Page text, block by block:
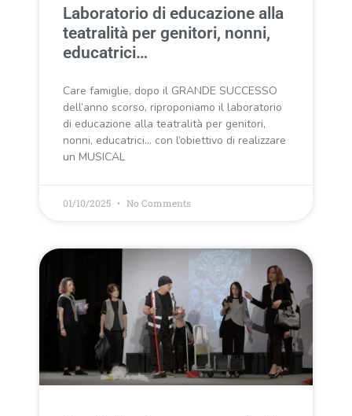
Laboratorio di educazione alla
teatralità per genitori, nonni,
educatrici…
Care famiglie, dopo il GRANDE SUCCESSO
dell’anno scorso, riproponiamo il laboratorio
di educazione alla teatralità per genitori,
nonni, educatrici… con l’obiettivo di realizzare
un MUSICAL
01/10/2025 No Comments